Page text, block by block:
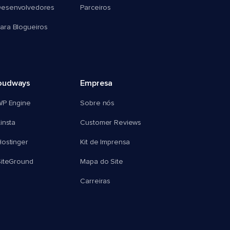
Blogueiros
Parceiros
Engine
Empresa
Sobre nós
Customer Reviews
Kit de Imprensa
Mapa do Site
Carreiras